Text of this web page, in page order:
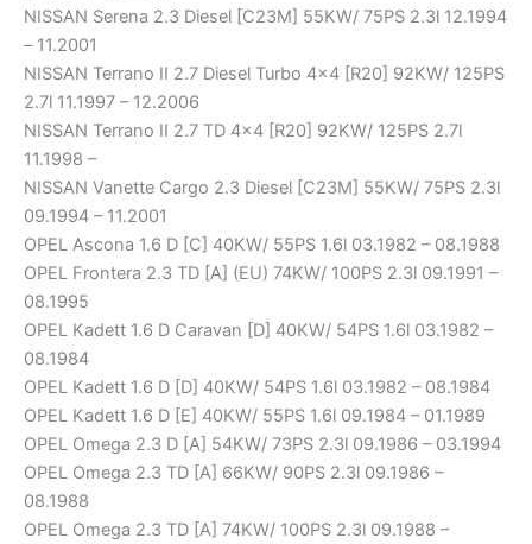
NISSAN Serena 2.3 Diesel [C23M] 55KW/ 75PS 2.3l 12.1994
– 11.2001
NISSAN Terrano II 2.7 Diesel Turbo 4×4 [R20] 92KW/ 125PS
2.7l 11.1997 – 12.2006
NISSAN Terrano II 2.7 TD 4×4 [R20] 92KW/ 125PS 2.7l
11.1998 –
NISSAN Vanette Cargo 2.3 Diesel [C23M] 55KW/ 75PS 2.3l
09.1994 – 11.2001
OPEL Ascona 1.6 D [C] 40KW/ 55PS 1.6l 03.1982 – 08.1988
OPEL Frontera 2.3 TD [A] (EU) 74KW/ 100PS 2.3l 09.1991 –
08.1995
OPEL Kadett 1.6 D Caravan [D] 40KW/ 54PS 1.6l 03.1982 –
08.1984
OPEL Kadett 1.6 D [D] 40KW/ 54PS 1.6l 03.1982 – 08.1984
OPEL Kadett 1.6 D [E] 40KW/ 55PS 1.6l 09.1984 – 01.1989
OPEL Omega 2.3 D [A] 54KW/ 73PS 2.3l 09.1986 – 03.1994
OPEL Omega 2.3 TD [A] 66KW/ 90PS 2.3l 09.1986 –
08.1988
OPEL Omega 2.3 TD [A] 74KW/ 100PS 2.3l 09.1988 –